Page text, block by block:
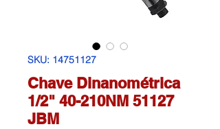
SKU: 14751127
Chave Dinanométrica
1/2" 40-210NM 51127
JBM